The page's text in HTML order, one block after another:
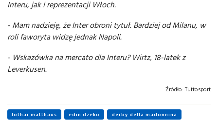
Interu, jak i reprezentacji Włoch.
- Mam nadzieję, że Inter obroni tytuł. Bardziej od Milanu, w
roli faworyta widzę jednak Napoli.
- Wskazówka na mercato dla Interu? Wirtz, 18-latek z
Leverkusen.
Źródło:Tuttosport
lothar matthaus edin dzeko derby della madonnina